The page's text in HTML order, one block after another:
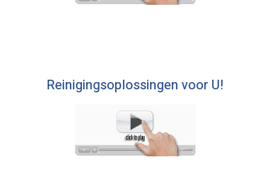
Reinigingsoplossingen voor U!